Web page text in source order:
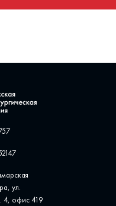
ул.
4, офис ​419